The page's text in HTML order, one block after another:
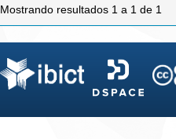
Mostrando resultados 1 a 1 de 1